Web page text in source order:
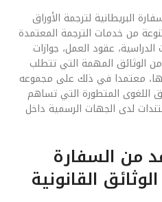
البريطانية لترجمة الأوراق
من خدمات الترجمة المعتمدة
عقود العمل، جوازات
الوثائق المهمة التي تتطلب
معتمدا في ذلك على مجموعه
اللغوى المتطورة التي تساهم
لدى الجهات الرسمية داخل
من السفارة
القانونية